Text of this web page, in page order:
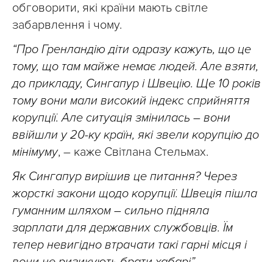
обговорити, які країни мають світле
забарвлення і чому.
“Про Гренландію діти одразу кажуть, що це
тому, що там майже немає людей. Але взяти,
до прикладу, Сингапур і Швецію. Ще 10 років
тому вони мали високий індекс сприйняття
корупції. Але ситуація змінилась – вони
ввійшли у 20-ку країн, які звели корупцію до
мінімуму, – каже Світлана Стельмах.
Як Сингапур вирішив це питання? Через
жорсткі закони щодо корупції. Швеція пішла
гуманним шляхом – сильно підняла
зарплати для державних службовців. Їм
тепер невигідно втрачати такі гарні місця і